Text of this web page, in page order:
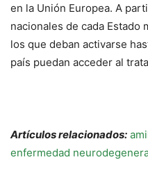
en la Unión Europea. A
nacionales de cada Estado
los que deban activarse
país puedan acceder al
Artículos relacionados:
enfermedad